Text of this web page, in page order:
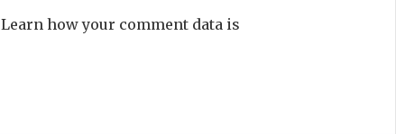
Learn how your comment data is